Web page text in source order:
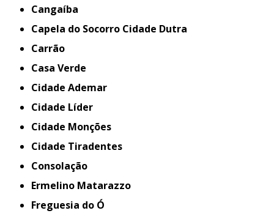
Cangaíba
Capela do Socorro Cidade Dutra
Carrão
Casa Verde
Cidade Ademar
Cidade Líder
Cidade Monções
Cidade Tiradentes
Consolação
Ermelino Matarazzo
Freguesia do Ó